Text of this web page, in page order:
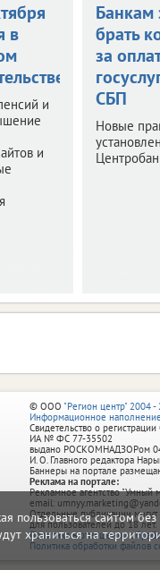
сайтом без
храниться на
в
и
и
Банкам
брать
за
СБП
Новые
© ООО "Регион центр" 2004 -
Информационное
Свидетельство о
ИА № ФС 77‑35502
выдано РОСКОМНАДЗОРом 04
И. О. Главного редактора
Баннеры на портале
Реклама на портале:
Рекламное агентство "Умный
email:
Отдельные публикации
для пользователей до 18 лет.
Политика в отношении
Политика обработки файлов